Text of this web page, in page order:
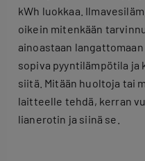
kWh luokkaa.
oikein mitenkään
ainoastaan
sopiva pyyntilämpötila ja
siitä. Mitään huoltoja tai
laitteelle tehdä, kerran
lianerotin ja siinä se.